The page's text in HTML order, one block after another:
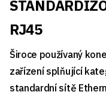
RJ45
Široce používaný
zařízení splňující
standardní sítě